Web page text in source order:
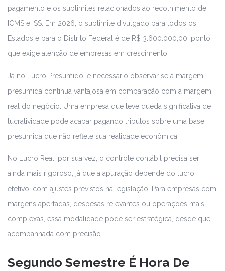
pagamento e os sublimites relacionados ao recolhimento de
ICMS e ISS. Em 2026, o sublimite divulgado para todos os
Estados e para o Distrito Federal é de R$ 3.600.000,00, ponto
que exige atenção de empresas em crescimento.
Já no Lucro Presumido, é necessário observar se a margem
presumida continua vantajosa em comparação com a margem
real do negócio. Uma empresa que teve queda significativa de
lucratividade pode acabar pagando tributos sobre uma base
presumida que não reflete sua realidade econômica.
No Lucro Real, por sua vez, o controle contábil precisa ser
ainda mais rigoroso, já que a apuração depende do lucro
efetivo, com ajustes previstos na legislação. Para empresas com
margens apertadas, despesas relevantes ou operações mais
complexas, essa modalidade pode ser estratégica, desde que
acompanhada com precisão.
Segundo Semestre É Hora De